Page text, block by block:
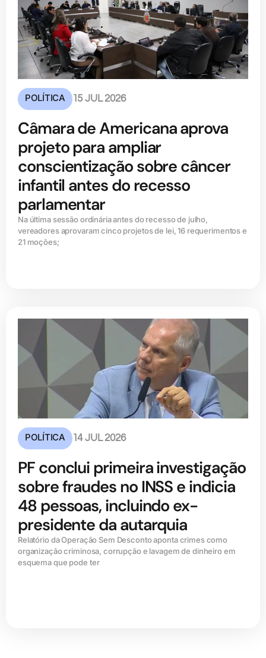
POLÍTICA 15 JUL 2026
Câmara de Americana aprova
projeto para ampliar
conscientização sobre câncer
infantil antes do recesso
parlamentar
Na última sessão ordinária antes do recesso de julho,
vereadores aprovaram cinco projetos de lei, 16 requerimentos e
21 moções;
POLÍTICA 14 JUL 2026
PF conclui primeira investigação
sobre fraudes no INSS e indicia
48 pessoas, incluindo ex-
presidente da autarquia
Relatório da Operação Sem Desconto aponta crimes como
organização criminosa, corrupção e lavagem de dinheiro em
esquema que pode ter